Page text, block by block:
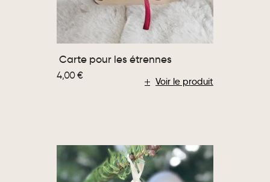
Voir le produit
Carte pour les étrennes
4,00€